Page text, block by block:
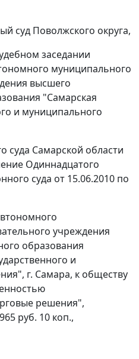
суд Поволжского округа,
заседании
муниципального
высшего
"Самарская
и муниципального
суда Самарской области
Одиннадцатого
суда от 15.06.2010 по
учреждения
образования
и
г. Самара, к обществу
решения",
руб. 10 коп.,